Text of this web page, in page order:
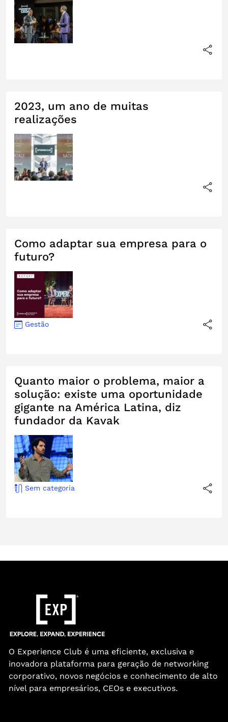
2023, um ano de muitas
realizações
Como adaptar sua empresa para o
futuro?
Gestão
Quanto maior o problema, maior a
solução: existe uma oportunidade
gigante na América Latina, diz
fundador da Kavak
Sem categoria
O Experience Club é uma eficiente, exclusiva e
inovadora plataforma para geração de networking
corporativo, novos negócios e conhecimento de alto
nível para empresários, CEOs e executivos.